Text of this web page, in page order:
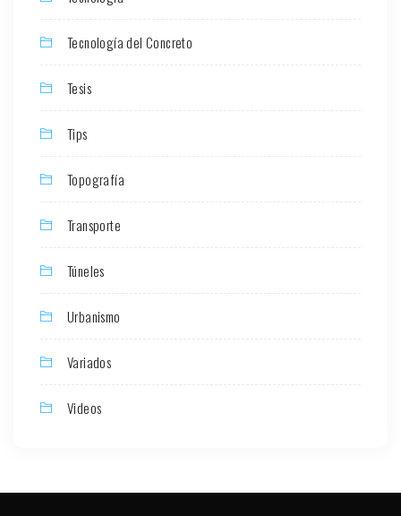
Tecnología del Concreto
Tesis
Tips
Topografía
Transporte
Túneles
Urbanismo
Variados
Videos